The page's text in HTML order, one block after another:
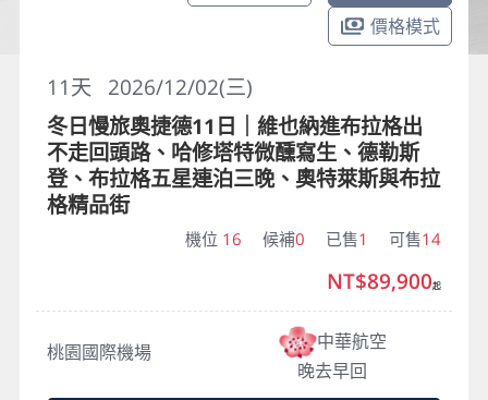
價格模式
2026/12/02(三)
11天
冬日慢旅奧捷德11日｜維也納進布拉格出
不走回頭路、哈修塔特微醺寫生、德勒斯
登、布拉格五星連泊三晚、奧特萊斯與布拉
格精品街
機位 16 候補0 已售1 可售14
桃園國際機場
中華航空
晚去早回
NT$89,900起